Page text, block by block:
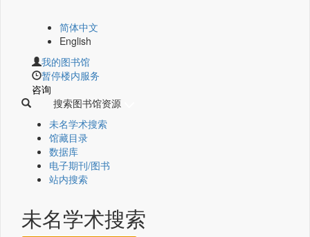
简体中文
English
我的图书馆
暂停楼内服务
咨询
搜索图书馆资源
未名学术搜索
馆藏目录
数据库
电子期刊/图书
站内搜索
未名学术搜索